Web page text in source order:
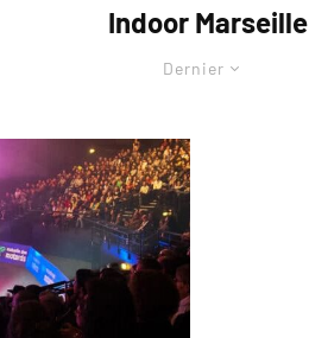
Indoor Marseille
Dernier